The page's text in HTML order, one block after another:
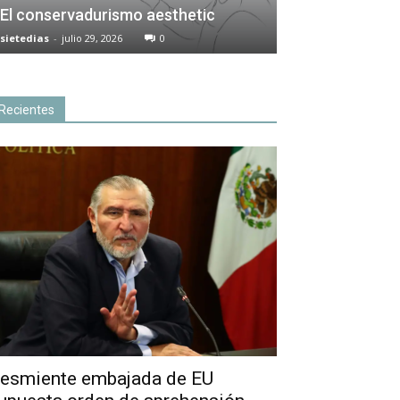
El conservadurismo aesthetic
sietedias - julio 29, 2026 0
embajada de EU